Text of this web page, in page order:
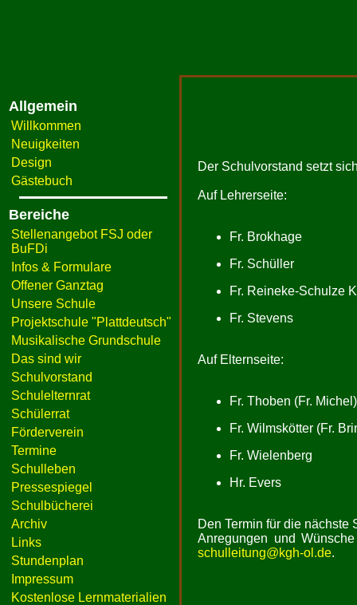
Allgemein
Willkommen
Neuigkeiten
Design
Gästebuch
Bereiche
Stellenangebot FSJ oder
BuFDi
Infos & Formulare
Offener Ganztag
Unsere Schule
Projektschule "Plattdeutsch"
Musikalische Grundschule
Das sind wir
Schulvorstand
Schulelternrat
Schülerrat
Förderverein
Termine
Schulleben
Pressespiegel
Schulbücherei
Archiv
Links
Stundenplan
Impressum
Kostenlose Lernmaterialien
Der Schulvorstand setzt
Auf Lehrerseite:
Fr. Brokhage
Fr. Schüller
Fr. Reineke-Schulze
Fr. Stevens
Auf Elternseite:
Fr. Thoben (Fr. Michel)
Fr. Wilmskötter (Fr.
Fr. Wielenberg
Hr. Evers
Den Termin für die nächste
Anregungen und
schulleitung@kgh-ol.de.